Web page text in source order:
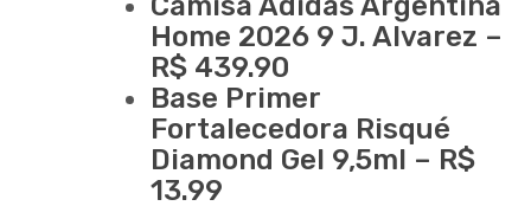
Home 2026 9 J. Alvarez –
R$ 439.90
Base Primer
Fortalecedora Risqué
Diamond Gel 9,5ml – R$
13.99